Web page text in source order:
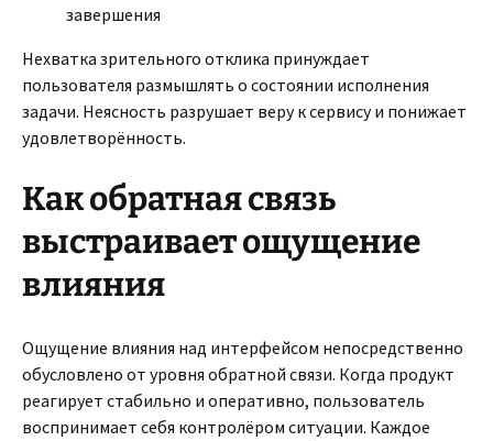
завершения
Нехватка зрительного отклика принуждает
пользователя размышлять о состоянии исполнения
задачи. Неясность разрушает веру к сервису и понижает
удовлетворённость.
Как обратная связь
выстраивает ощущение
влияния
Ощущение влияния над интерфейсом непосредственно
обусловлено от уровня обратной связи. Когда продукт
реагирует стабильно и оперативно, пользователь
воспринимает себя контролёром ситуации. Каждое